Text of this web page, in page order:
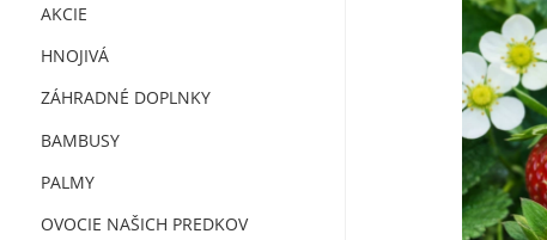
AKCIE
HNOJIVÁ
ZÁHRADNÉ DOPLNKY
BAMBUSY
PALMY
OVOCIE NAŠICH PREDKOV